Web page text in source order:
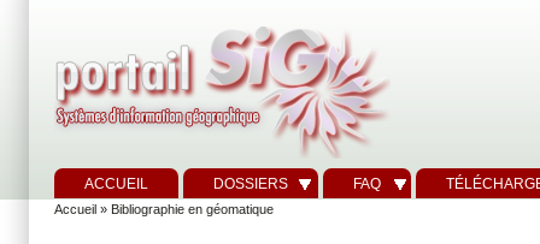
ACCUEIL DOSSIERS FAQ
Accueil » Bibliographie en géomatique